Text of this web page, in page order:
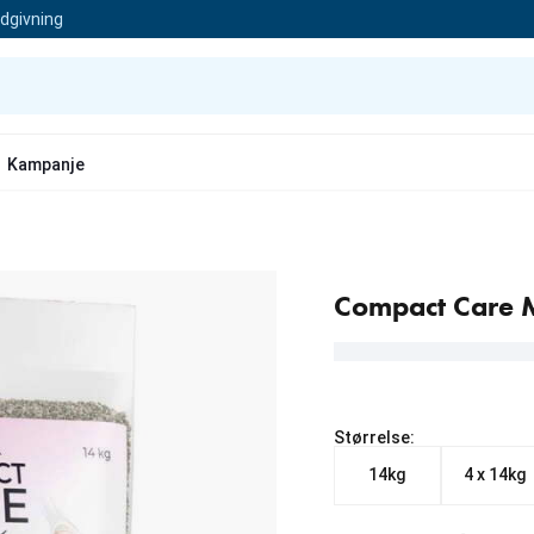
Kampanje
Compact Care
Størrelse:
14kg
4 x 14kg